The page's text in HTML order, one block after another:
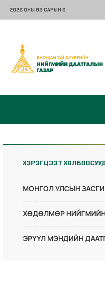
2026 ОНЫ 08 САРЫН 6
ХЭРЭГЦЭЭТ
МОНГОЛ УЛСЫН
ХӨДӨЛМӨР
ЭРҮҮЛ МЭНДИЙН